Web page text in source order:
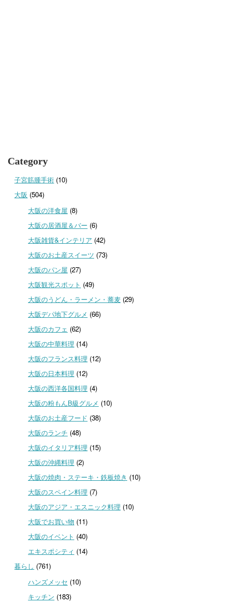
Category
子宮筋腫手術 (10)
大阪 (504)
大阪の洋食屋 (8)
大阪の居酒屋＆バー (6)
大阪雑貨&インテリア (42)
大阪のお土産スイーツ (73)
大阪のパン屋 (27)
大阪観光スポット (49)
大阪のうどん・ラーメン・蕎麦(29)
大阪デパ地下グルメ (66)
大阪のカフェ (62)
大阪の中華料理 (14)
大阪のフランス料理 (12)
大阪の日本料理 (12)
大阪の西洋各国料理 (4)
大阪の粉もんB級グルメ (10)
大阪のお土産フード (38)
大阪のランチ (48)
大阪のイタリア料理 (15)
大阪の沖縄料理 (2)
大阪の焼肉・ステーキ・鉄板焼き (10)
大阪のスペイン料理 (7)
大阪のアジア・エスニック料理 (10)
大阪でお買い物 (11)
大阪のイベント (40)
エキスポシティ (14)
暮らし (761)
ハンズメッセ (10)
キッチン (183)